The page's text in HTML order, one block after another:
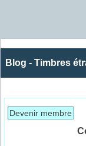
Blog - Timbres
Devenir membre